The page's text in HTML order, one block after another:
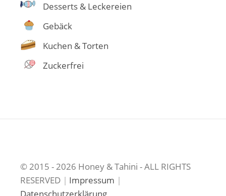
Desserts & Leckereien
Gebäck
Kuchen & Torten
Zuckerfrei
© 2015 - 2026 Honey & Tahini - ALL RIGHTS
RESERVED | Impressum |